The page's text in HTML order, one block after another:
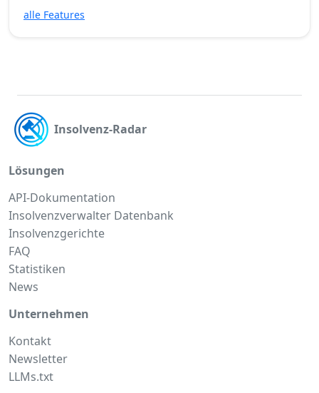
alle Features
Insolvenz-Radar
Lösungen
API-Dokumentation
Insolvenzverwalter Datenbank
Insolvenzgerichte
FAQ
Statistiken
News
Unternehmen
Kontakt
Newsletter
LLMs.txt